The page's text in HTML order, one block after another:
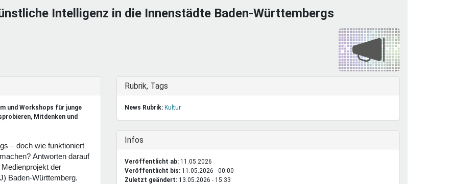
BW
Junge Seiten
Traumberufe
REspect! im Netz
Intelligenz in die Innenstädte Baden-Württembergs
und Workshops für junge
Mitdenken und
– doch wie funktioniert
Antworten darauf
Medienprojekt der
Baden-Württemberg.
Ausblenden
Rubrik, Tags
News Rubrik: Kultur
Ausblenden
Infos
Veröffentlicht ab: 11.05.2026
Veröffentlicht bis: 11.05.2026 - 00:00
Zuletzt geändert: 13.05.2026 - 15:33